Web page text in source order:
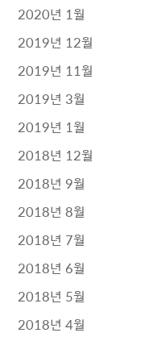
2020년 1월
2019년 12월
2019년 11월
2019년 3월
2019년 1월
2018년 12월
2018년 9월
2018년 8월
2018년 7월
2018년 6월
2018년 5월
2018년 4월